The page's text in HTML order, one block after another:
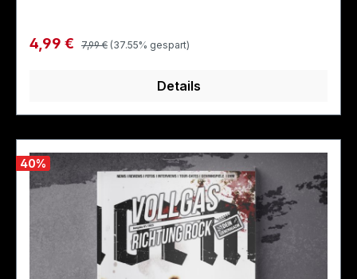
Verkaufspreis:
4,99 € Regulärer Preis:
7,99 € (37.55% gespart)
Details
40%